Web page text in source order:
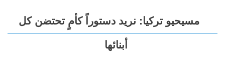
مسيحيو تركيا: نريد دستوراً كأمٍ تحتضن كل
أبنائها